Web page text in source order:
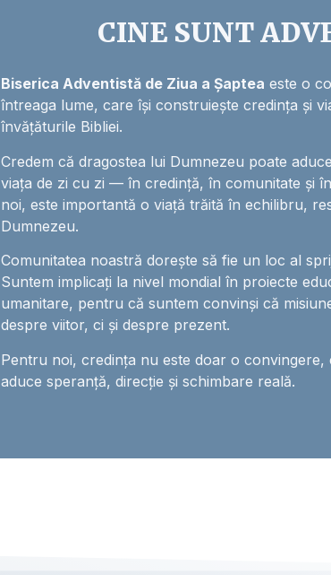
CINE SUNT
Biserica Adventistă de Ziua a Șaptea este o
întreaga lume, care își construiește credința și
învățăturile Bibliei.
Credem că dragostea lui Dumnezeu poate
viața de zi cu zi — în credință, în comunitate și
noi, este importantă o viață trăită în echilibru,
Dumnezeu.
Comunitatea noastră dorește să fie un loc al
Suntem implicați la nivel mondial în proiecte
umanitare, pentru că suntem convinși că
despre viitor, ci și despre prezent.
Pentru noi, credința nu este doar o convingere,
aduce speranță, direcție și schimbare reală.